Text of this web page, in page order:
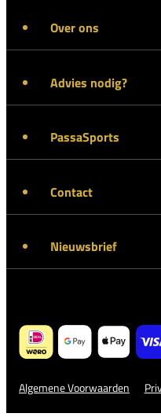
Over ons
Advies nodig?
PassaSports
Contact
Nieuwsbrief
Algemene Voorwaarden